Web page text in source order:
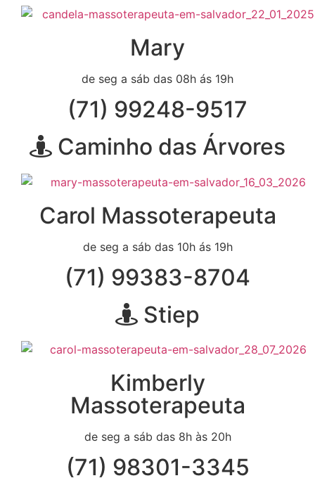
Mary
de seg a sáb das 08h ás 19h
(71) 99248-9517
Caminho das Árvores
Carol Massoterapeuta
de seg a sáb das 10h ás 19h
(71) 99383-8704
Stiep
Kimberly
Massoterapeuta
de seg a sáb das 8h às 20h
(71) 98301-3345